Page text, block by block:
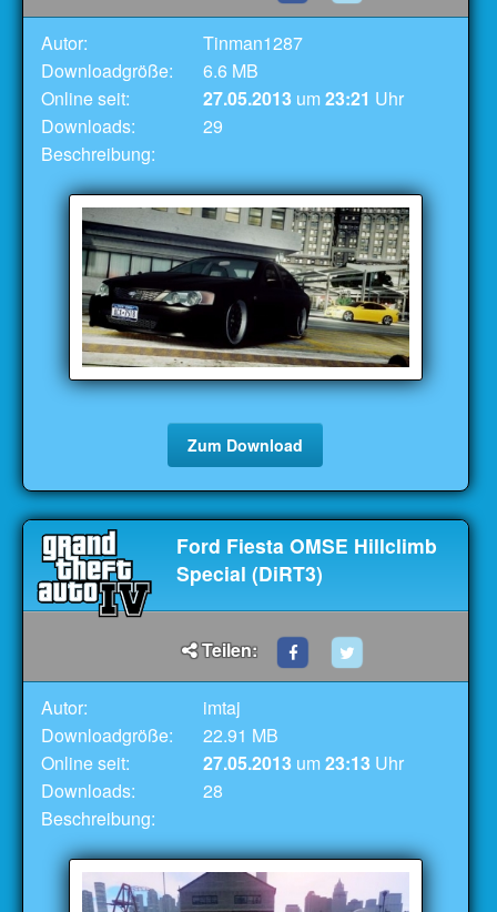
Autor:
Tinman1287
Downloadgröße:
6.6 MB
Online seit:
27.05.2013 um23:21 Uhr
Downloads:
29
Beschreibung:
Zum Download
Ford Fiesta OMSE Hillclimb
Special (DiRT3)
Teilen:
Autor:
imtaj
Downloadgröße:
22.91 MB
Online seit:
27.05.2013 um23:13 Uhr
Downloads:
28
Beschreibung: